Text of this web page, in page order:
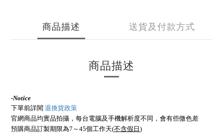
商品描述 送貨及付款方式
商品描述
-Notice
下單前詳閱 退換貨政策
官網商品均實品拍攝，每台電腦及手機解析度不同，會有些微色差
預購商品訂製期限為7～45個工作天(不含假日 )